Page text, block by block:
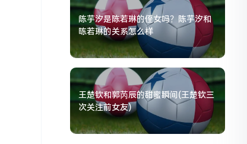
陈芋汐是陈若琳的侄女吗？陈芋汐和
陈若琳的关系怎么样
王楚钦和郭芮辰的甜蜜瞬间(王楚钦三
次关注前女友)